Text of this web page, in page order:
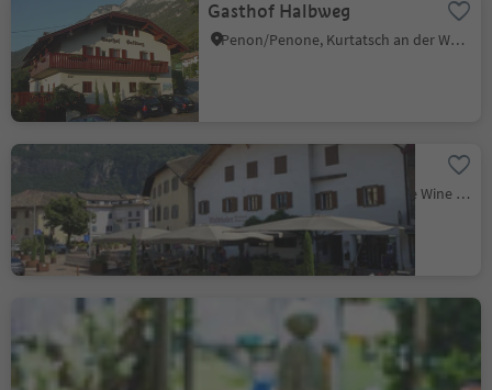
Gasthof Halbweg
Penon/Penone, Kurtatsch an der Weinstraße/Cortaccia sulla Strada del Vino, Alto Adige Wine Road
Restaurant Waldthaler
Ora/Auer, Auer/Ora, Alto Adige Wine Road
Grill Unterland
Salorno/Salurn, Alto Adige Wine Road